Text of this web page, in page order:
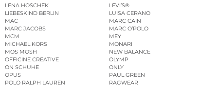
LENA HOSCHEK
LEVI’S®
LIEBESKIND BERLIN
LUISA CERANO
MAC
MARC CAIN
MARC JACOBS
MARC O’POLO
MCM
MEY
MICHAEL KORS
MONARI
MOS MOSH
NEW BALANCE
OFFICINE CREATIVE
OLYMP
ON SCHUHE
ONLY
OPUS
PAUL GREEN
POLO RALPH LAUREN
RAGWEAR